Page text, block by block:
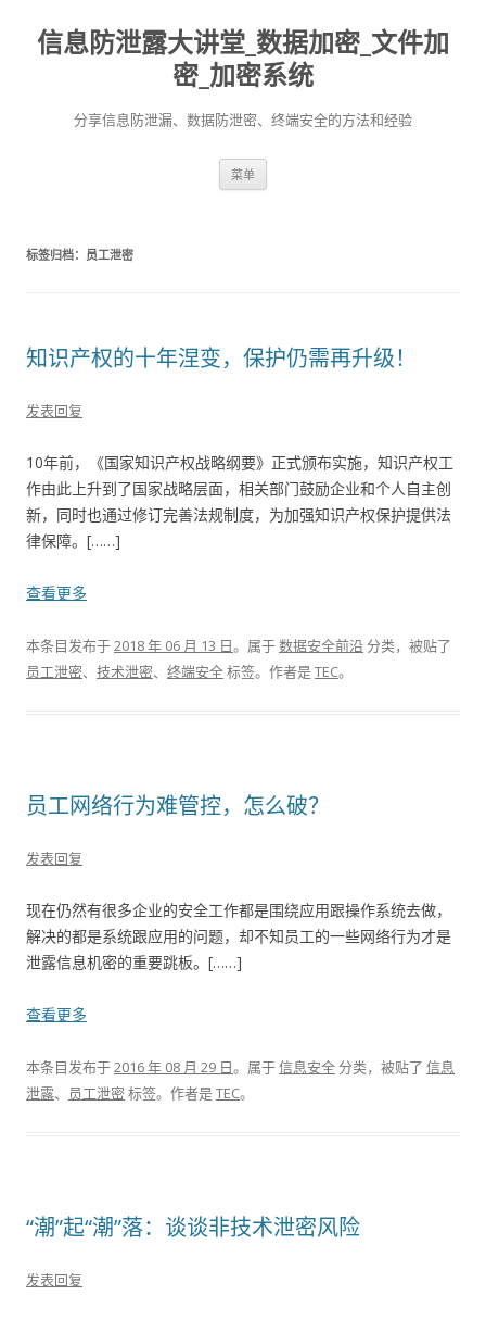
信息防泄露大讲堂_数据加密_文件加
密_加密系统
分享信息防泄漏、数据防泄密、终端安全的方法和经验
菜单
标签归档： 员工泄密
知识产权的十年涅变，保护仍需再升级！
发表回复
10年前，《国家知识产权战略纲要》正式颁布实施，知识产权工
作由此上升到了国家战略层面，相关部门鼓励企业和个人自主创
新，同时也通过修订完善法规制度，为加强知识产权保护提供法
律保障。[……]
查看更多
本条目发布于2018 年 06 月 13 日。属于数据安全前沿分类，被贴了
员工泄密、 技术泄密、 终端安全标签。 作者是TEC。
员工网络行为难管控，怎么破？
发表回复
现在仍然有很多企业的安全工作都是围绕应用跟操作系统去做，
解决的都是系统跟应用的问题，却不知员工的一些网络行为才是
泄露信息机密的重要跳板。[……]
查看更多
本条目发布于2016 年 08 月 29 日。属于信息安全分类，被贴了 信息
泄露、 员工泄密标签。 作者是TEC。
“潮”起“潮”落：谈谈非技术泄密风险
发表回复